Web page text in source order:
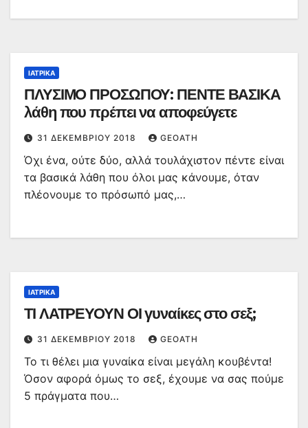
ΙΑΤΡΙΚΆ
ΠΛΥΣΙΜΟ ΠΡΟΣΩΠΟΥ: ΠΕΝΤΕ ΒΑΣΙΚΑ
λάθη που πρέπει να αποφεύγετε
31 ΔΕΚΕΜΒΡΊΟΥ 2018 GEOATH
Όχι ένα, ούτε δύο, αλλά τουλάχιστον πέντε είναι
τα βασικά λάθη που όλοι μας κάνουμε, όταν
πλέονουμε το πρόσωπό μας,…
ΙΑΤΡΙΚΆ
ΤΙ ΛΑΤΡΕΥΟΥΝ ΟΙ γυναίκες στο σεξ;
31 ΔΕΚΕΜΒΡΊΟΥ 2018 GEOATH
Το τι θέλει μια γυναίκα είναι μεγάλη κουβέντα!
Όσον αφορά όμως το σεξ, έχουμε να σας πούμε
5 πράγματα που…